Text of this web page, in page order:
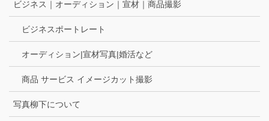
ビジネス｜オーディション｜宣材｜商品撮影
ビジネスポートレート
オーディション|宣材写真|婚活など
商品 サービス イメージカット撮影
写真柳下について